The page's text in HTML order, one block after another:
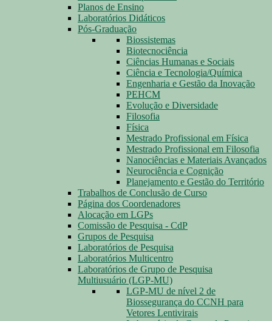
Planos de Ensino
Laboratórios Didáticos
Pós-Graduação
Biossistemas
Biotecnociência
Ciências Humanas e Sociais
Ciência e Tecnologia/Química
Engenharia e Gestão da Inovação
PEHCM
Evolução e Diversidade
Filosofia
Física
Mestrado Profissional em Física
Mestrado Profissional em Filosofia
Nanociências e Materiais Avançados
Neurociência e Cognição
Planejamento e Gestão do Território
Trabalhos de Conclusão de Curso
Página dos Coordenadores
Alocação em LGPs
Comissão de Pesquisa - CdP
Grupos de Pesquisa
Laboratórios de Pesquisa
Laboratórios Multicentro
Laboratórios de Grupo de Pesquisa
Multiusuário (LGP-MU)
LGP-MU de nível 2 de
Biossegurança do CCNH para
Vetores Lentivirais